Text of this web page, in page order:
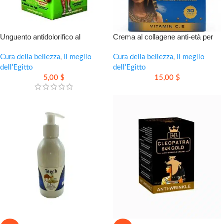
Unguento antidolorifico al
muscoli e articolazioni
Cura della bellezza,
Il meglio
dell’Egitto
5,00 $
Crema al collagene anti-età per
compatta
Cura della bellezza,
Il meglio
dell’Egitto
15,00 $